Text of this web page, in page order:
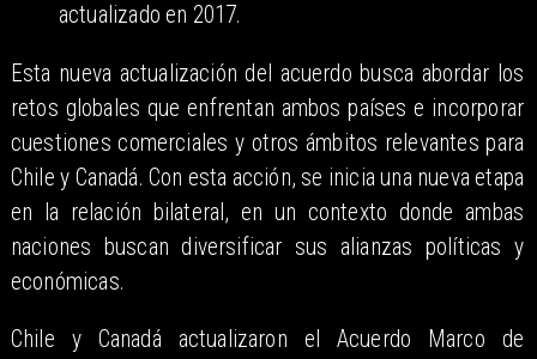
actualizado en 2017.
Esta nueva actualización del acuerdo busca abordar los
retos globales que enfrentan ambos países e incorporar
cuestiones comerciales y otros ámbitos relevantes para
Chile y Canadá. Con esta acción, se inicia una nueva etapa
en la relación bilateral, en un contexto donde ambas
naciones buscan diversificar sus alianzas políticas y
económicas.
Chile y Canadá actualizaron el Acuerdo Marco de